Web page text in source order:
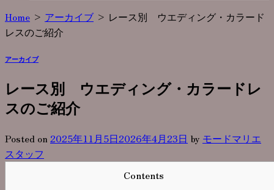
Home > アーカイブ > レース別 ウエディング・カラード
レスのご紹介
アーカイブ
レース別 ウエディング・カラードレ
スのご紹介
Posted on 2025年11月5日2026年4月23日 by モードマリエ
スタッフ
Contents